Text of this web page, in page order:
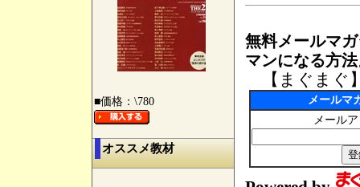
無料メールマ
マンになる方
【まぐまぐ
メールマ
メール
■価格：\780
オススメ教材